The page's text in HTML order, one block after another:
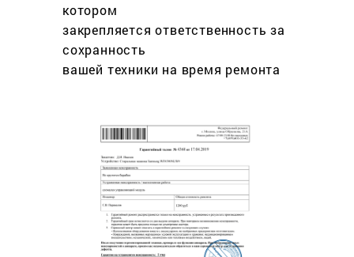
котором
закрепляется ответственность за
сохранность
вашей техники на время ремонта